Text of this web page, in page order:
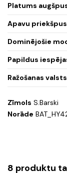
Platums
Apavu
Dominējošie
Papildus
Ražošanas valsts
Zīmols S.Barski
Norāde
8 produktu